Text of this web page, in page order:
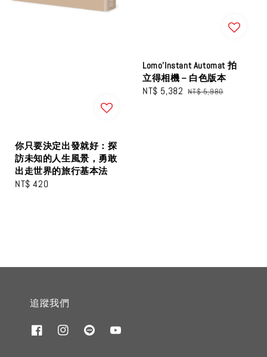
你只要決定出發就好：探
訪未知的人生風景，勇敢
出走世界的旅行基本法
Regular
NT$ 420
Lomo’Instant Automat 拍
立得相機－白色版本
Sale
NT$ 5,382 Regular
NT$ 5,980
追蹤我們